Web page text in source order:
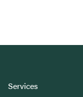
Services